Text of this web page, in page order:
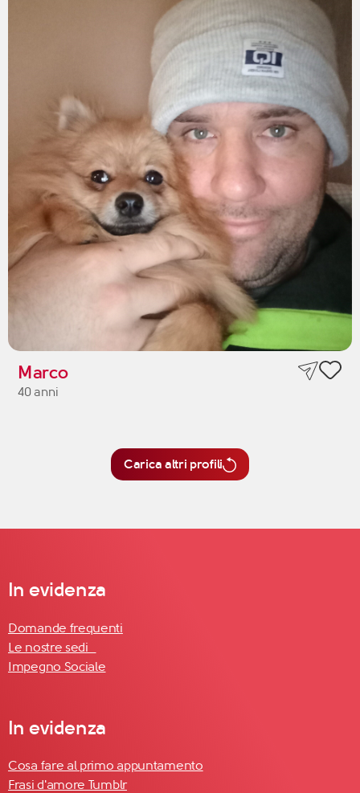
Marco
40 anni
Carica altri profili
In evidenza
Domande frequenti
Le nostre sedi
Impegno Sociale
In evidenza
Cosa fare al primo appuntamento
Frasi d'amore Tumblr